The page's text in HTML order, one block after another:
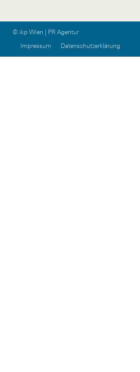
© ikp Wien | PR Agentur
Impressum
Datenschutzerklärung